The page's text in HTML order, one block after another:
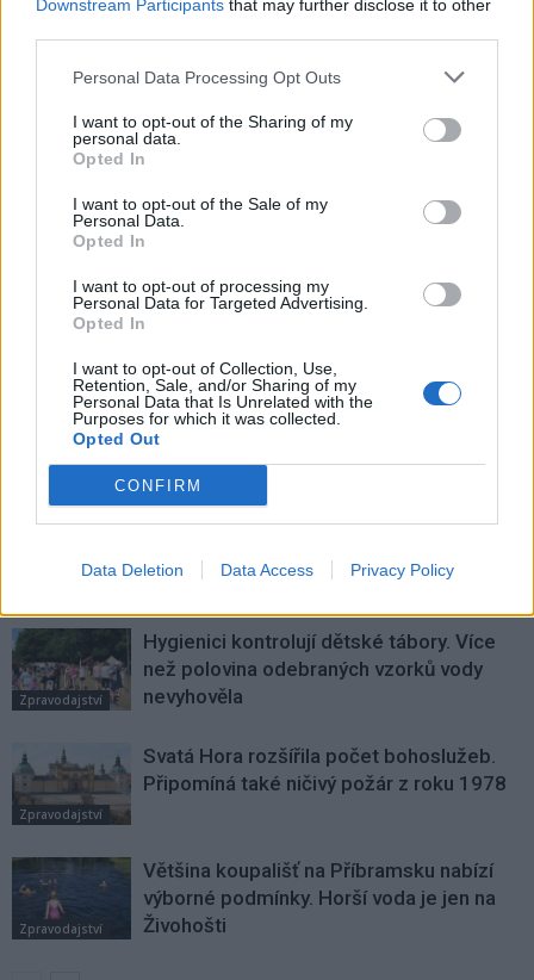
Downstream Participants that may further disclose it to other
Personal Data Processing Opt Outs
I want to opt-out of the Sharing of my
personal data.
Opted In
I want to opt-out of the Sale of my
Personal Data.
Opted In
I want to opt-out of processing my
Personal Data for Targeted Advertising.
Opted In
I want to opt-out of Collection, Use,
Retention, Sale, and/or Sharing of my
Personal Data that Is Unrelated with the
Purposes for which it was collected.
Opted Out
CONFIRM
Data Deletion Data Access Privacy Policy
Příbramsko
Slapy
Předchozí článek
Příbram otevře nový cestopis
TV Nova. V pořadu Čekuj Česko
se představí i Hornické muzeum
Následující článek
Letní kino v Příbrami dnes
VÍCE OD AUTORA
Zpravodajství
Hygienici kontrolují dětské tábory. Více
než polovina odebraných vzorků vody
nevyhověla
Zpravodajství
Svatá Hora rozšířila počet bohoslužeb.
Připomíná také ničivý požár z roku 1978
Zpravodajství
Většina koupališť na Příbramsku nabízí
výborné podmínky. Horší voda je jen na
Živohošti